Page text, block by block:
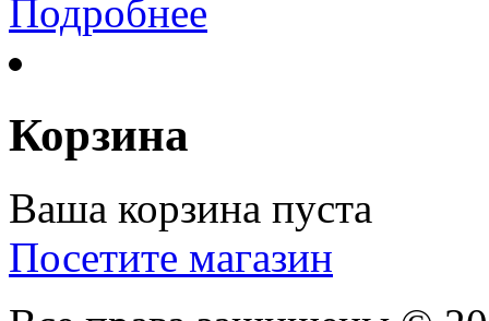
Подробнее
Корзина
Ваша корзина пуста
Посетите магазин